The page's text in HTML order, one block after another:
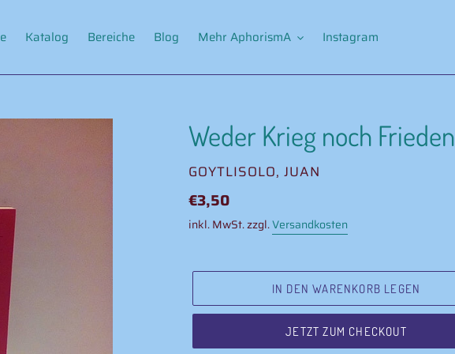
Katalog Bereiche Blog Mehr AphorismA Instagram
Weder Krieg noch Frieden
VERKÄUFER
GOYTLISOLO, JUAN
Normaler
Preis
€3,50
inkl. MwSt. zzgl.Versandkosten
IN DEN WARENKORB LEGEN
JETZT ZUM CHECKOUT